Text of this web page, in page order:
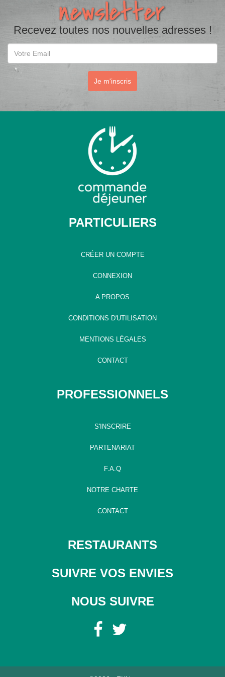
Recevez toutes nos nouvelles adresses !
Je m'inscris
PARTICULIERS
CRÉER UN COMPTE
CONNEXION
A PROPOS
CONDITIONS D'UTILISATION
MENTIONS LÉGALES
CONTACT
PROFESSIONNELS
S'INSCRIRE
PARTENARIAT
F.A.Q
NOTRE CHARTE
CONTACT
RESTAURANTS
SUIVRE VOS ENVIES
NOUS SUIVRE